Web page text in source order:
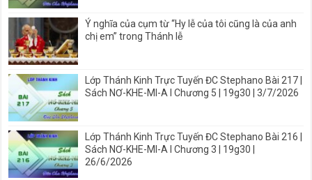
Ý nghĩa của cụm từ “Hy lễ của tôi cũng là của anh
chị em” trong Thánh lễ
Lớp Thánh Kinh Trực Tuyến ĐC Stephano Bài 217 |
Sách NƠ-KHE-MI-A I Chương 5 | 19g30 | 3/7/2026
Lớp Thánh Kinh Trực Tuyến ĐC Stephano Bài 216 |
Sách NƠ-KHE-MI-A I Chương 3 | 19g30 |
26/6/2026